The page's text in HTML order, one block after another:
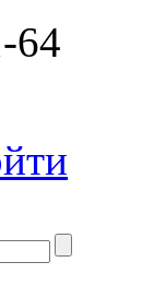
64